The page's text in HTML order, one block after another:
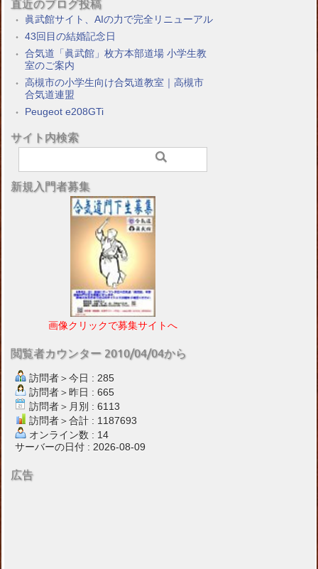
直近のブログ投稿
眞武館サイト、AIの力で完全リニューアル
43回目の結婚記念日
合気道「眞武館」枚方本部道場 小学生教
室のご案内
高槻市の小学生向け合気道教室｜高槻市
合気道連盟
Peugeot e208GTi
サイト内検索
新規入門者募集
画像クリックで募集サイトへ
閲覧者カウンター 2010/04/04から
訪問者＞今日 : 285
訪問者＞昨日 : 665
訪問者＞月別 : 6113
訪問者＞合計 : 1187693
オンライン数 : 14
サーバーの日付 : 2026-08-09
広告